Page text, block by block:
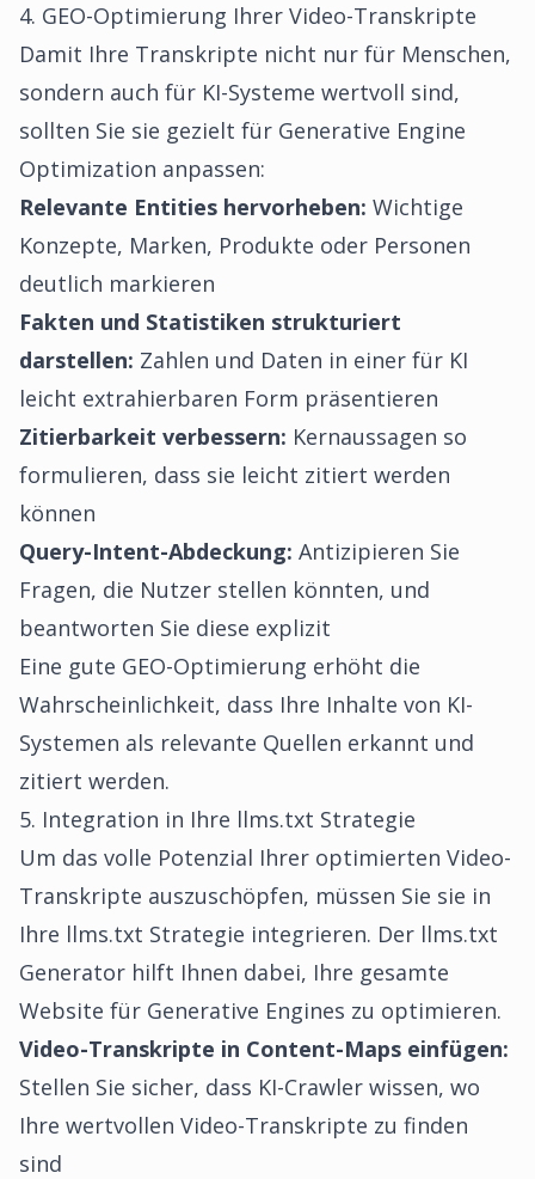
4. GEO-Optimierung Ihrer Video-Transkripte
Damit Ihre Transkripte nicht nur für Menschen,
sondern auch für KI-Systeme wertvoll sind,
sollten Sie sie gezielt für Generative Engine
Optimization anpassen:
Relevante Entities hervorheben: Wichtige
Konzepte, Marken, Produkte oder Personen
deutlich markieren
Fakten und Statistiken strukturiert
darstellen: Zahlen und Daten in einer für KI
leicht extrahierbaren Form präsentieren
Zitierbarkeit verbessern: Kernaussagen so
formulieren, dass sie leicht zitiert werden
können
Query-Intent-Abdeckung: Antizipieren Sie
Fragen, die Nutzer stellen könnten, und
beantworten Sie diese explizit
Eine gute GEO-Optimierung erhöht die
Wahrscheinlichkeit, dass Ihre Inhalte von KI-
Systemen als relevante Quellen erkannt und
zitiert werden.
5. Integration in Ihre llms.txt Strategie
Um das volle Potenzial Ihrer optimierten Video-
Transkripte auszuschöpfen, müssen Sie sie in
Ihre llms.txt Strategie integrieren. Der llms.txt
Generator hilft Ihnen dabei, Ihre gesamte
Website für Generative Engines zu optimieren.
Video-Transkripte in Content-Maps einfügen:
Stellen Sie sicher, dass KI-Crawler wissen, wo
Ihre wertvollen Video-Transkripte zu finden
sind